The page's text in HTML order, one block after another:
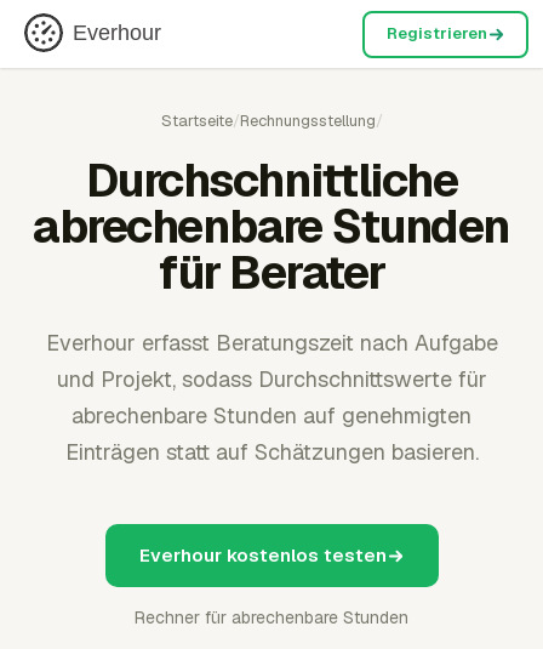
Everhour Registrieren
Startseite/Rechnungsstellung/
Durchschnittliche
abrechenbare Stunden
für Berater
Everhour erfasst Beratungszeit nach Aufgabe
und Projekt, sodass Durchschnittswerte für
abrechenbare Stunden auf genehmigten
Einträgen statt auf Schätzungen basieren.
Everhour kostenlos testen
Rechner für abrechenbare Stunden